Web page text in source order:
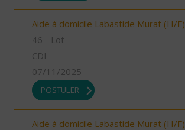
Aide à domicile Labastide Murat (H/F)
46 - Lot
CDI
07/11/2025
POSTULER
Aide à domicile Labastide Murat (H/F)